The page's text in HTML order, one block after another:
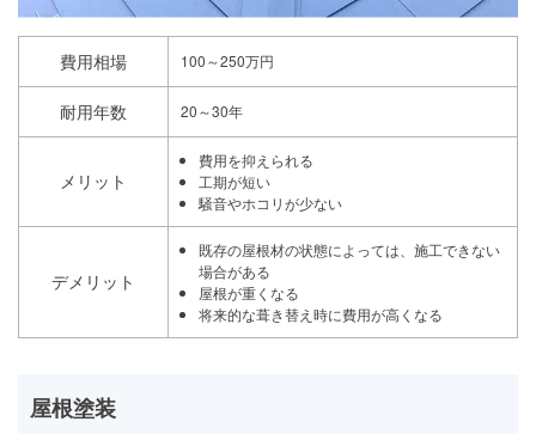
費用相場 100～250万円
耐用年数 20～30年
メリット
費用を抑えられる
工期が短い
騒音やホコリが少ない
デメリット
既存の屋根材の状態によっては、施工できない
場合がある
屋根が重くなる
将来的な葺き替え時に費用が高くなる
屋根塗装